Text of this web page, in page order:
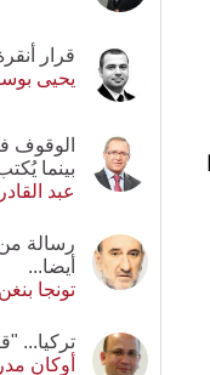
قرار
يحيى
الوقوف
بينما
عبد
أيضا...
تونجا بنغن
تركيا...
أوكان